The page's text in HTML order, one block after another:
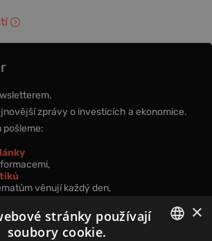
zprávy o investicích a ekonomice.
věnují každý den,
znalostí.
×
stránky používají
soubory cookie.